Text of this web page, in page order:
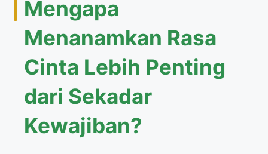
​Mengapa
Menanamkan Rasa
Cinta Lebih Penting
dari Sekadar
Kewajiban?